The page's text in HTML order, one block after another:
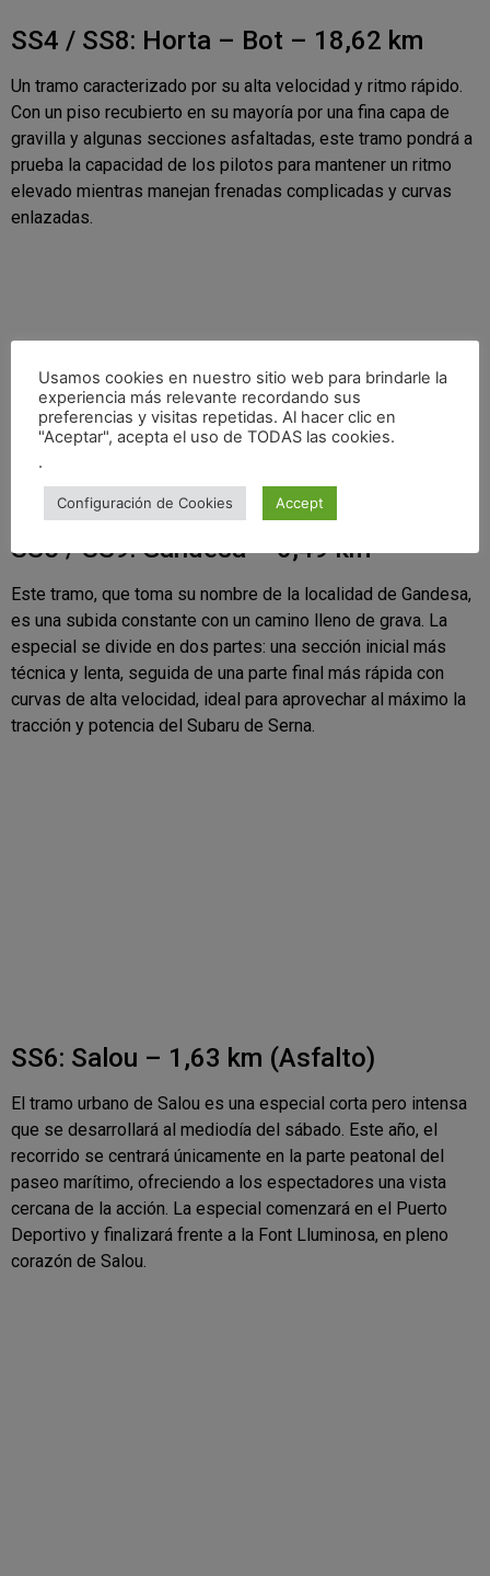
SS4 / SS8: Horta – Bot – 18,62 km
Un tramo caracterizado por su alta velocidad y ritmo rápido.
Con un piso recubierto en su mayoría por una fina capa de
gravilla y algunas secciones asfaltadas, este tramo pondrá a
prueba la capacidad de los pilotos para mantener un ritmo
elevado mientras manejan frenadas complicadas y curvas
enlazadas.
SS5 / SS9: Gandesa – 6,49 km
Este tramo, que toma su nombre de la localidad de Gandesa,
es una subida constante con un camino lleno de grava. La
especial se divide en dos partes: una sección inicial más
técnica y lenta, seguida de una parte final más rápida con
curvas de alta velocidad, ideal para aprovechar al máximo la
tracción y potencia del Subaru de Serna.
SS6: Salou – 1,63 km (Asfalto)
El tramo urbano de Salou es una especial corta pero intensa
que se desarrollará al mediodía del sábado. Este año, el
recorrido se centrará únicamente en la parte peatonal del
paseo marítimo, ofreciendo a los espectadores una vista
cercana de la acción. La especial comenzará en el Puerto
Deportivo y finalizará frente a la Font Lluminosa, en pleno
corazón de Salou.
Usamos cookies en nuestro sitio web para brindarle la
experiencia más relevante recordando sus
preferencias y visitas repetidas. Al hacer clic en
"Aceptar", acepta el uso de TODAS las cookies.
.
Configuración de Cookies Accept